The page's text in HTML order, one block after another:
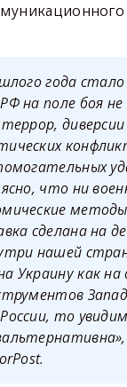
года
на поле боя
что ни
сделана на
нашей
Украину как на
то